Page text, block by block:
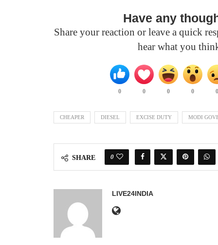
Have any
Share your reaction or leave a quick
hear what you
0 0 0 0
CHEAPER DIESEL EXCISE DUTY MODI
SHARE 0
LIVE24INDIA